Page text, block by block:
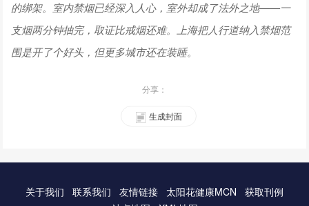
的绑架。室内禁烟已经深入人心，室外却成了法外之地——一
支烟两分钟抽完，取证比戒烟还难。上海把人行道纳入禁烟范
围是开了个好头，但更多城市还在装睡。
分享：
生成封面
关于我们 联系我们 友情链接 太阳花健康MCN
获取刊例